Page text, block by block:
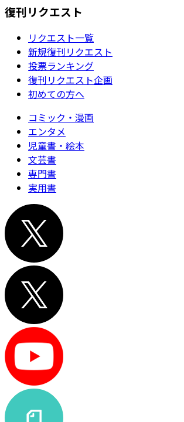
復刊リクエスト
リクエスト一覧
新規復刊リクエスト
投票ランキング
復刊リクエスト企画
初めての方へ
コミック・漫画
エンタメ
児童書・絵本
文芸書
専門書
実用書